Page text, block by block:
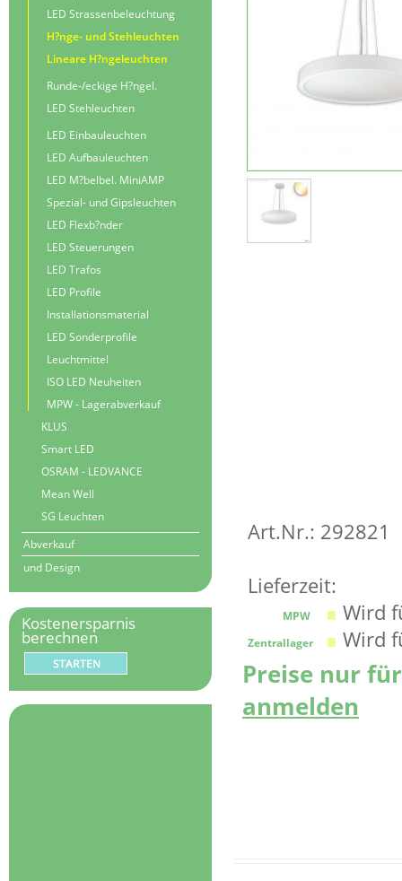
Art.Nr.: 292821
Lieferzeit:
MPW Wird
Zentrallager Wird
Preise nur
anmelden
LED Strassenbeleuchtung
H?nge- und Stehleuchten
Lineare H?ngeleuchten
Runde-/eckige H?ngel.
LED Stehleuchten
LED Einbauleuchten
LED Aufbauleuchten
LED M?belbel. MiniAMP
Spezial- und Gipsleuchten
LED Flexb?nder
LED Steuerungen
LED Trafos
LED Profile
Installationsmaterial
LED Sonderprofile
Leuchtmittel
ISO LED Neuheiten
MPW - Lagerabverkauf
KLUS
Smart LED
OSRAM - LEDVANCE
Mean Well
SG Leuchten
Abverkauf
und Design
Kostenersparnis
berechnen